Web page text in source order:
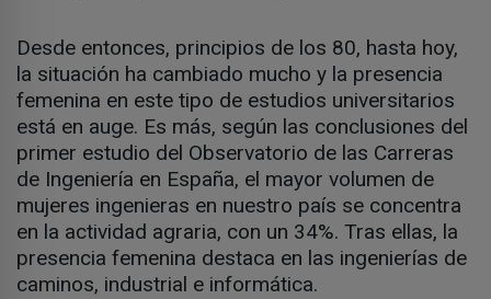
Desde entonces, principios de los 80, hasta hoy,
la situación ha cambiado mucho y la presencia
femenina en este tipo de estudios universitarios
está en auge. Es más, según las conclusiones del
primer estudio del Observatorio de las Carreras
de Ingeniería en España, el mayor volumen de
mujeres ingenieras en nuestro país se concentra
en la actividad agraria, con un 34%. Tras ellas, la
presencia femenina destaca en las ingenierías de
caminos, industrial e informática.